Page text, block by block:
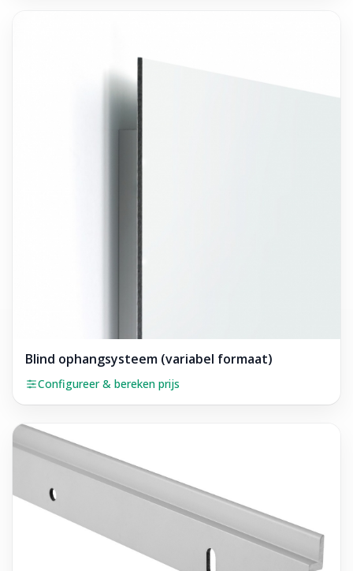
Blind ophangsysteem (variabel formaat)
Configureer & bereken prijs